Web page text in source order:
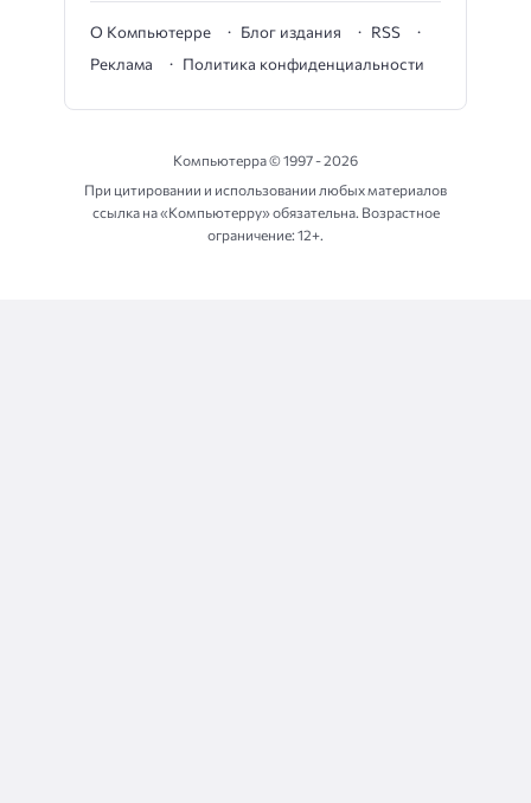
О Компьютерре Блог издания
RSS
Реклама
Политика конфиденциальности
Компьютерра ©1997 - 2026
При цитировании и использовании любых материалов
ссылка на «Компьютерру» обязательна. Возрастное
ограничение: 12+.